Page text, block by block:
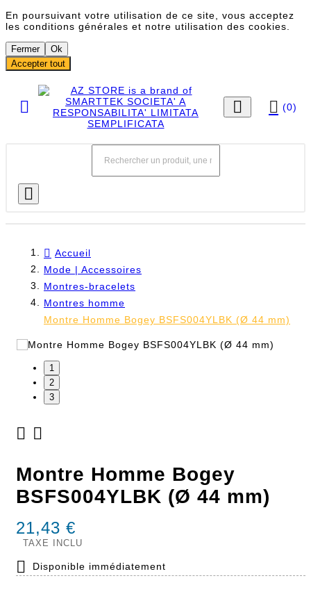
En poursuivant votre utilisation de ce site, vous acceptez
les conditions générales et notre utilisation des cookies.
Fermer
Ok
Accepter tout
   (0)

Accueil
Mode | Accessoires
Montres-bracelets
Montres homme
Montre Homme Bogey BSFS004YLBK (Ø 44 mm)
1
2
3
 
Montre Homme Bogey
BSFS004YLBK (Ø 44 mm)
21,43 €
TAXE INCLU
 Disponible immédiatement